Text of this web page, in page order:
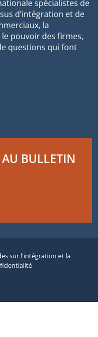
spécialistes de
d’intégration et de
la
pouvoir des firmes,
questions qui font
BULLETIN
sur l'intégration et la